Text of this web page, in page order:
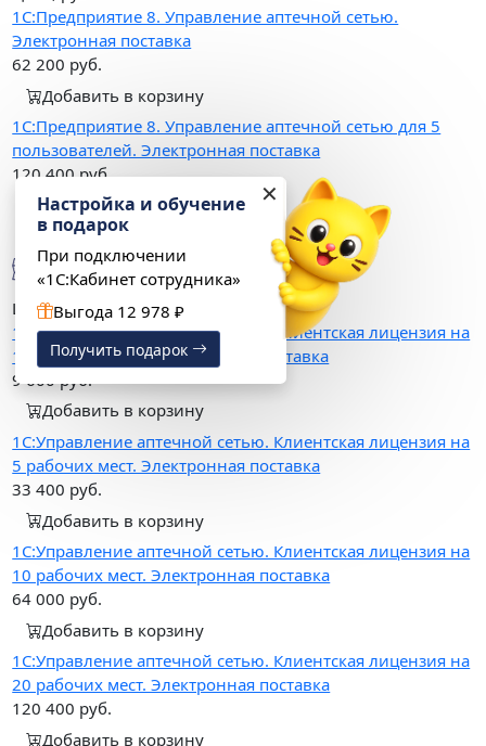
1С:Предприятие 8. Управление аптечной сетью.
Электронная поставка
62 200 руб.
Добавить в корзину
1С:Предприятие 8. Управление аптечной сетью для 5
пользователей. Электронная поставка
120 400 руб.
Добавить в корзину
Варианты поставки
Цена, руб.
1С:Управление аптечной сетью. Клиентская лицензия на
1 рабочее место. Электронная поставка
9 600руб.
Добавить в корзину
1С:Управление аптечной сетью. Клиентская лицензия на
5 рабочих мест. Электронная поставка
33 400 руб.
Добавить в корзину
1С:Управление аптечной сетью. Клиентская лицензия на
10 рабочих мест. Электронная поставка
64 000 руб.
Добавить в корзину
1С:Управление аптечной сетью. Клиентская лицензия на
20 рабочих мест. Электронная поставка
120 400 руб.
Добавить в корзину
✕
Настройка и обучение
в подарок
При подключении
«1С:Кабинет сотрудника»
Выгода 12 978 ₽
Получить подарок